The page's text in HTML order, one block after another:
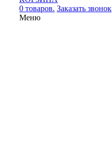
0 товаров. Заказать звонок
Меню